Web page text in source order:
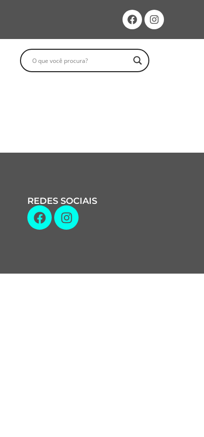
REDES SOCIAIS